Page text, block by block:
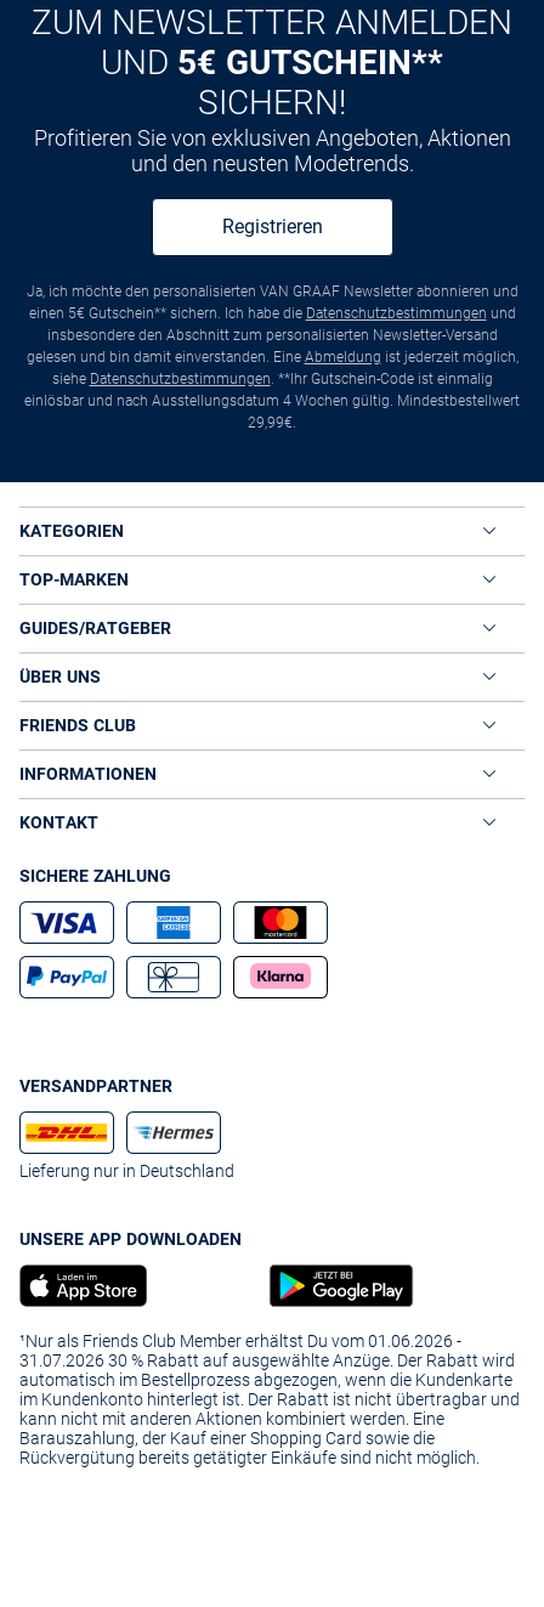
ZUM NEWSLETTER ANMELDEN
UND 5€ GUTSCHEIN**
SICHERN!
Profitieren Sie von exklusiven Angeboten, Aktionen
und den neusten Modetrends.
Registrieren
Ja, ich möchte den personalisierten VAN GRAAF Newsletter abonnieren und
einen 5€ Gutschein** sichern. Ich habe die Datenschutzbestimmungen und
insbesondere den Abschnitt zum personalisierten Newsletter-Versand
gelesen und bin damit einverstanden. Eine Abmeldung ist jederzeit möglich,
siehe Datenschutzbestimmungen. **Ihr Gutschein-Code ist einmalig
einlösbar und nach Ausstellungsdatum 4 Wochen gültig. Mindestbestellwert
29,99€.
KATEGORIEN
TOP-MARKEN
GUIDES/RATGEBER
ÜBER UNS
FRIENDS CLUB
INFORMATIONEN
KONTAKT
SICHERE ZAHLUNG
VERSANDPARTNER
Lieferung nur in Deutschland
UNSERE APP DOWNLOADEN
¹Nur als Friends Club Member erhältst Du vom 01.06.2026 -
31.07.2026 30 % Rabatt auf ausgewählte Anzüge. Der Rabatt wird
automatisch im Bestellprozess abgezogen, wenn die Kundenkarte
im Kundenkonto hinterlegt ist. Der Rabatt ist nicht übertragbar und
kann nicht mit anderen Aktionen kombiniert werden. Eine
Barauszahlung, der Kauf einer Shopping Card sowie die
Rückvergütung bereits getätigter Einkäufe sind nicht möglich.